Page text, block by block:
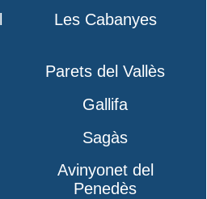
Les Cabanyes
Parets del Vallès
Gallifa
Sagàs
Avinyonet del
Penedès